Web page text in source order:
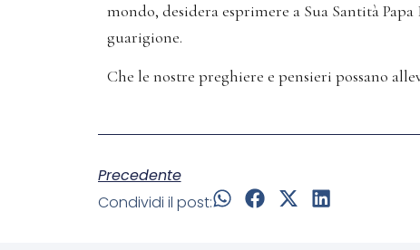
mondo, desidera esprimere a Sua Santità
guarigione.
Che le nostre preghiere e pensieri possano
Precedente
Condividi il post: